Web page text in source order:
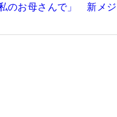
のお母さんで」 新メ